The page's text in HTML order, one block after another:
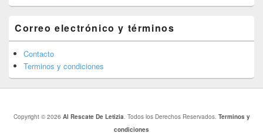
Correo electrónico y términos
Contacto
Terminos y condiciones
Copyright © 2026 Al Rescate De Letizia . Todos los Derechos Reservados. Terminos y
condiciones